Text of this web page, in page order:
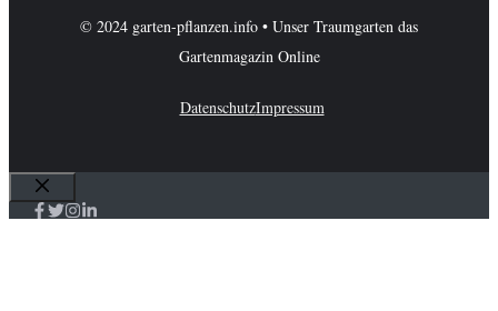
© 2024 garten-pflanzen.info • Unser Traumgarten das
Gartenmagazin Online
DatenschutzImpressum
Schließen